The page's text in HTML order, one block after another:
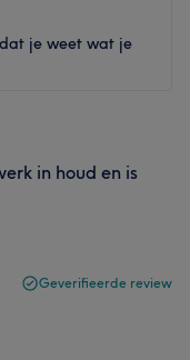
je weet wat je
in houd en is
Geverifieerde review